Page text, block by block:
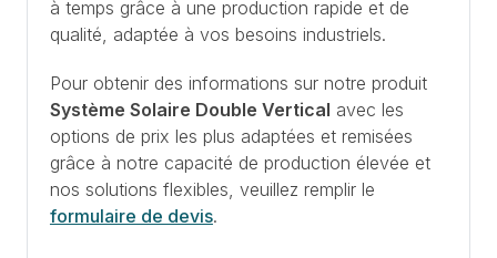
à temps grâce à une production rapide et de
qualité, adaptée à vos besoins industriels.
Pour obtenir des informations sur notre produit
Système Solaire Double Vertical avec les
options de prix les plus adaptées et remisées
grâce à notre capacité de production élevée et
nos solutions flexibles, veuillez remplir le
formulaire de devis.